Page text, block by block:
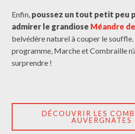
Enfin, poussez un tout petit peu
admirer le grandiose Méandre
belvédère naturel à couper le souffle.
programme, Marche et Combraille
surprendre !
DÉCOUVRIR LES
AUVERGNATES